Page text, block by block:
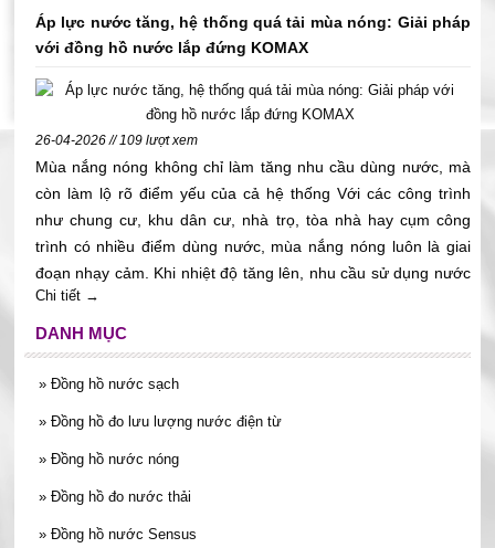
sử dụng. Nếu chọn đồng hồ quá lớn, thiết bị có thể đo không
nhạy ở lưu lượng thấp, gây sai lệch trong quá trình ghi nhận
nước sinh hoạt đúng size theo đường ống, lưu lượng, vị trí lắp
đặt và nhu cầu sử dụng thực tế.
Áp lực nước tăng, hệ thống quá tải mùa nóng: Giải pháp
với đồng hồ nước lắp đứng KOMAX
26-04-2026 // 109 lượt xem
Mùa nắng nóng không chỉ làm tăng nhu cầu dùng nước, mà
còn làm lộ rõ điểm yếu của cả hệ thống Với các công trình
như chung cư, khu dân cư, nhà trọ, tòa nhà hay cụm công
trình có nhiều điểm dùng nước, mùa nắng nóng luôn là giai
đoạn nhạy cảm. Khi nhiệt độ tăng lên, nhu cầu sử dụng nước
sinh hoạt tăng mạnh, đặc biệt vào các khung giờ cao điểm
sáng sớm, giữa trưa và chiều tối. Đây cũng là lúc hệ thống
cấp nước phải gánh áp lực lớn hơn bình thường. Với nhóm
khách hàng như ban quản lý, chủ đầu tư, đơn vị vận hành,
“nước có đủ dùng hay không”. Điều đáng lo hơn là hệ thống
có đang vận hành ổn định không, việc đo đếm có còn phù
một lựa chọn đáng cân nhắc khi doanh nghiệp cần giải pháp
Chi tiết →
DANH MỤC
» Đồng hồ nước sạch
» Đồng hồ đo lưu lượng nước điện từ
» Đồng hồ nước nóng
» Đồng hồ đo nước thải
» Đồng hồ nước Sensus